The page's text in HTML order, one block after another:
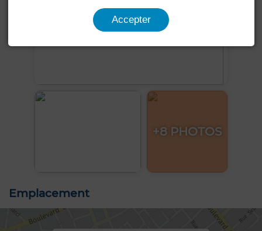
+8 PHOTOS
Emplacement
Accepter